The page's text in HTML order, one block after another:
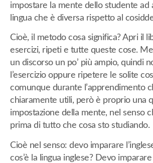
impostare la mente dello studente ad
lingua che è diversa rispetto al
Cioè, il metodo cosa significa? Apri il
esercizi, ripeti e tutte queste cose.
un discorso un po’ più ampio, quindi
l’esercizio oppure ripetere le solite
comunque durante l’apprendimento
chiaramente utili, però è proprio una
impostazione della mente, nel senso
prima di tutto che cosa sto studiando.
Cioè nel senso: devo imparare
cos’è la lingua inglese? Devo